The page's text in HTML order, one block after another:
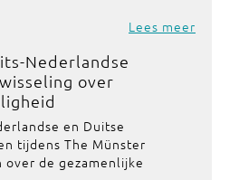
Lees meer
Nederlandse
over
en Duitse
tijdens The Münster
de gezamenlijke